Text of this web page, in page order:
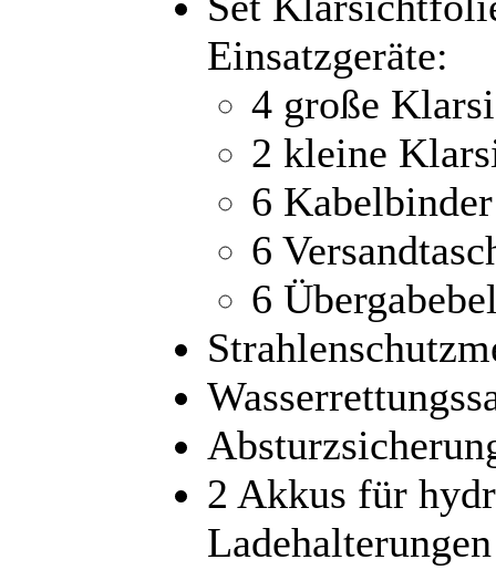
Einsatzgeräte:
4 große
2 kleine
6 Kabelbinder
6
6
2 Akkus für
Ladehalterungen